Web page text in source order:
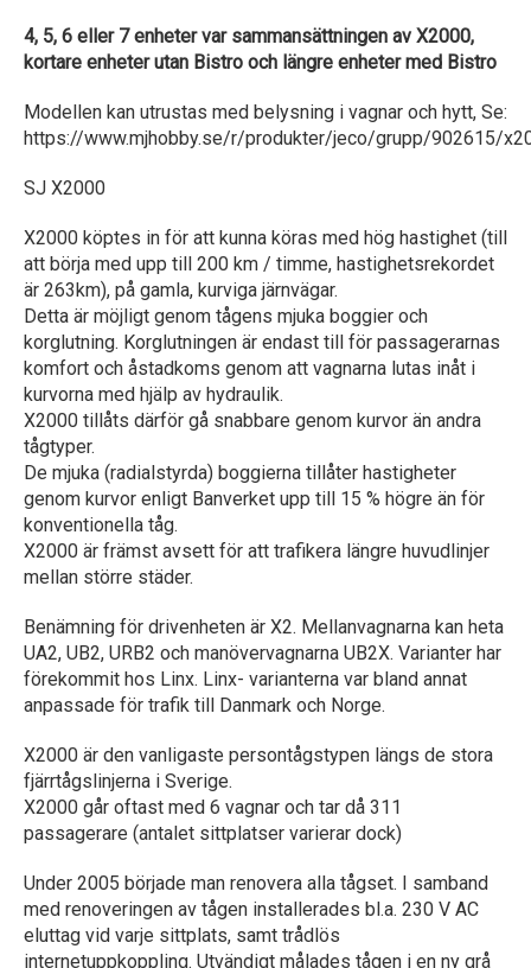
4, 5, 6 eller 7 enheter var sammansättningen av X2000,
kortare enheter utan Bistro och längre enheter med Bistro
Modellen kan utrustas med belysning i vagnar och hytt, Se:
https://www.mjhobby.se/r/produkter/jeco/grupp/902615/
SJ X2000
X2000 köptes in för att kunna köras med hög hastighet (till
att börja med upp till 200 km / timme, hastighetsrekordet
är 263km), på gamla, kurviga järnvägar.
Detta är möjligt genom tågens mjuka boggier och
korglutning. Korglutningen är endast till för passagerarnas
komfort och åstadkoms genom att vagnarna lutas inåt i
kurvorna med hjälp av hydraulik.
X2000 tillåts därför gå snabbare genom kurvor än andra
tågtyper.
De mjuka (radialstyrda) boggierna tillåter hastigheter
genom kurvor enligt Banverket upp till 15 % högre än för
konventionella tåg.
X2000 är främst avsett för att trafikera längre huvudlinjer
mellan större städer.
Benämning för drivenheten är X2. Mellanvagnarna kan heta
UA2, UB2, URB2 och manövervagnarna UB2X. Varianter har
förekommit hos Linx. Linx- varianterna var bland annat
anpassade för trafik till Danmark och Norge.
X2000 är den vanligaste persontågstypen längs de stora
fjärrtågslinjerna i Sverige.
X2000 går oftast med 6 vagnar och tar då 311
passagerare (antalet sittplatser varierar dock)
Under 2005 började man renovera alla tågset. I samband
med renoveringen av tågen installerades bl.a. 230 V AC
eluttag vid varje sittplats, samt trådlös
internetuppkoppling. Utvändigt målades tågen i en ny grå